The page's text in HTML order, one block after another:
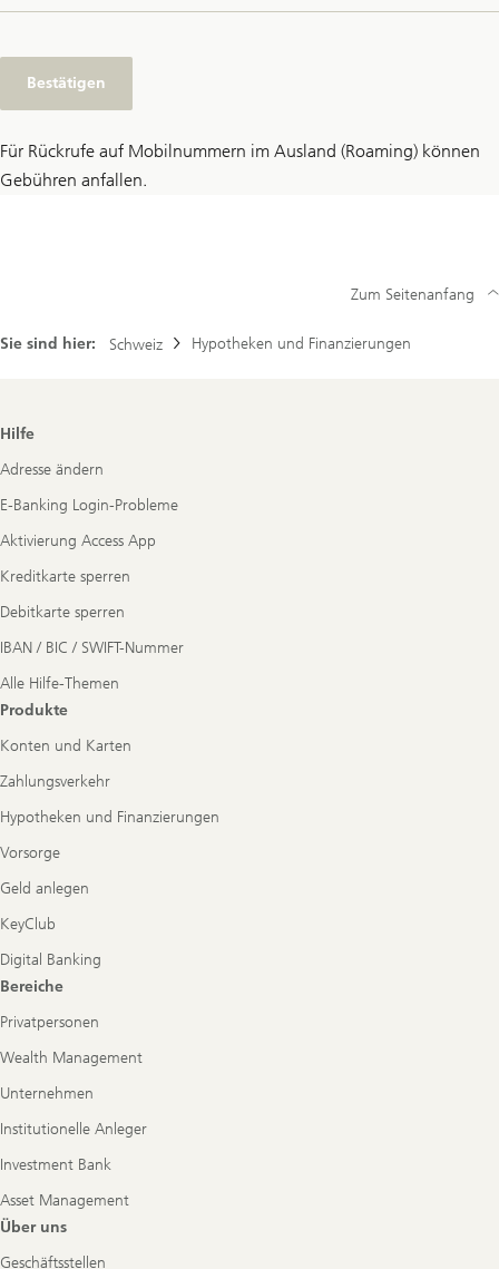
Bestätigen
Für Rückrufe auf Mobilnummern im Ausland (Roaming) können
Gebühren anfallen.
Sie sind hier: Schweiz Hypotheken und Finanzierungen
Zum Seitenanfang
Footer
Hilfe
Adresse ändern
E-Banking Login-Probleme
Aktivierung Access App
Kreditkarte sperren
Debitkarte sperren
IBAN / BIC / SWIFT-Nummer
Alle Hilfe-Themen
Produkte
Konten und Karten
Zahlungsverkehr
Hypotheken und Finanzierungen
Vorsorge
Geld anlegen
KeyClub
Digital Banking
Bereiche
Privatpersonen
Wealth Management
Unternehmen
Institutionelle Anleger
Investment Bank
Asset Management
Über uns
Geschäftsstellen